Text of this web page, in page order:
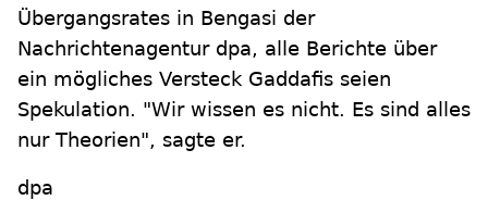
Übergangsrates in Bengasi der
Nachrichtenagentur dpa, alle Berichte über
ein mögliches Versteck Gaddafis seien
Spekulation. "Wir wissen es nicht. Es sind alles
nur Theorien", sagte er.
dpa